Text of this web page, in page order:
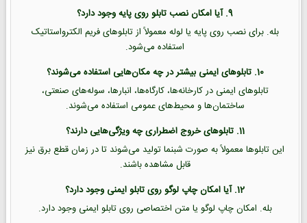
9. آیا امکان نصب تابلو روی پایه وجود دارد؟
بله. برای نصب روی پایه یا لوله معمولاً از تابلوهای فریم الکترواستاتیک
استفاده می‌شود.
10. تابلوهای ایمنی بیشتر در چه مکان‌هایی استفاده می‌شوند؟
تابلوهای ایمنی در کارخانه‌ها، کارگاه‌ها، انبارها، سوله‌های صنعتی،
ساختمان‌ها و محیط‌های عمومی استفاده می‌شوند.
11. تابلوهای خروج اضطراری چه ویژگی‌هایی دارند؟
این تابلوها معمولاً به صورت شبنما تولید می‌شوند تا در زمان قطع برق نیز
قابل مشاهده باشند.
12. آیا امکان چاپ لوگو روی تابلو ایمنی وجود دارد؟
بله. امکان چاپ لوگو یا متن اختصاصی روی تابلو ایمنی وجود دارد.